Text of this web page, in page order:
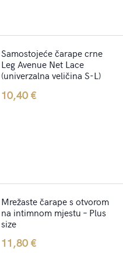
Samostojeće čarape crne
Leg Avenue Net Lace
(univerzalna veličina S-L)
10,40€
Mrežaste čarape s otvorom
na intimnom mjestu – Plus
size
11,80€